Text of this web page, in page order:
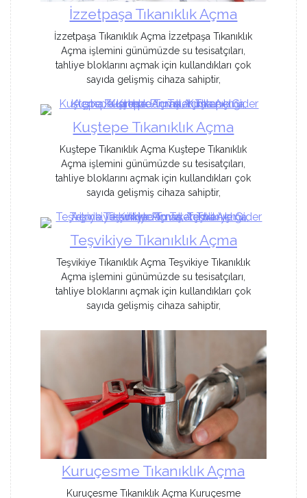
İzzetpaşa Tıkanıklık Açma
İzzetpaşa Tıkanıklık Açma İzzetpaşa Tıkanıklık
Açma işlemini günümüzde su tesisatçıları,
tahliye bloklarını açmak için kullandıkları çok
sayıda gelişmiş cihaza sahiptir,
Kuştepe Tıkanıklık Açma
Kuştepe Tıkanıklık Açma Kuştepe Tıkanıklık
Açma işlemini günümüzde su tesisatçıları,
tahliye bloklarını açmak için kullandıkları çok
sayıda gelişmiş cihaza sahiptir,
Teşvikiye Tıkanıklık Açma
Teşvikiye Tıkanıklık Açma Teşvikiye Tıkanıklık
Açma işlemini günümüzde su tesisatçıları,
tahliye bloklarını açmak için kullandıkları çok
sayıda gelişmiş cihaza sahiptir,
Kuruçesme Tıkanıklık Açma
Kuruçesme Tıkanıklık Açma Kuruçesme